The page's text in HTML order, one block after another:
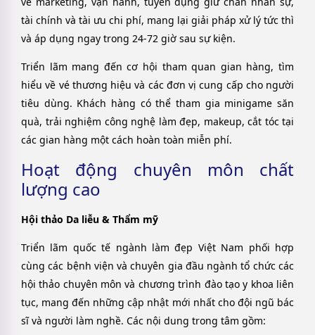
tài chính và tài ưu chi phí, mang lại giải pháp xử lý tức thì
và áp dụng ngay trong 24-72 giờ sau sự kiện.
Triển lãm mang đến cơ hội tham quan gian hàng, tìm
hiểu về vé thương hiệu và các đơn vị cung cấp cho người
tiêu dùng. Khách hàng có thể tham gia minigame săn
quà, trải nghiệm công nghệ làm đẹp, makeup, cắt tóc tại
các gian hàng một cách hoàn toàn miễn phí.
Hoạt động chuyên môn chất
lượng cao
Hội thảo Da liễu & Thẩm mỹ
Triển lãm quốc tế ngành làm đẹp Việt Nam phối hợp
cùng các bệnh viện và chuyên gia đầu ngành tổ chức các
hội thảo chuyên môn và chương trình đào tạo y khoa liên
tục, mang đến những cập nhật mới nhất cho đội ngũ bác
sĩ và người làm nghề. Các nội dung trong tâm gồm: